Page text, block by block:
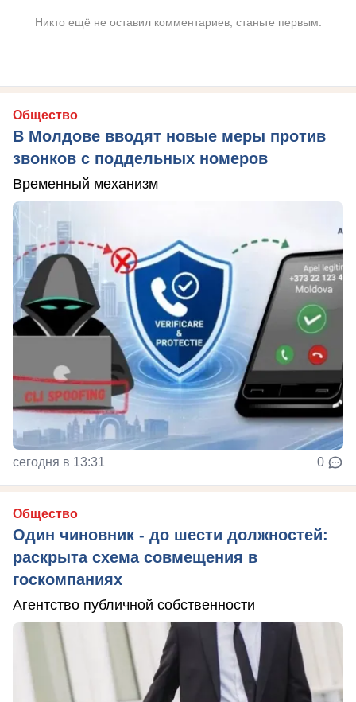
Никто ещё не оставил комментариев, станьте первым.
Общество
В Молдове вводят новые меры против
звонков с поддельных номеров
Временный механизм
сегодня в 13:31 0
Общество
Один чиновник - до шести должностей:
раскрыта схема совмещения в
госкомпаниях
Агентство публичной собственности